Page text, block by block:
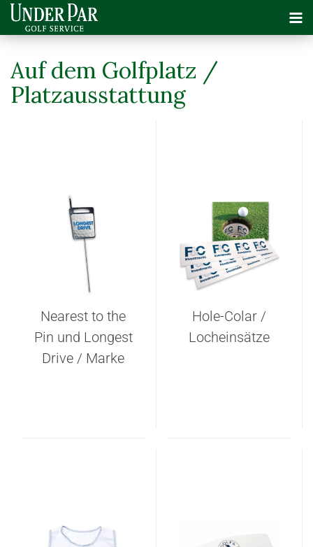
Auf dem Golfplatz /
Platzausstattung
Nearest to the
Pin und Longest
Drive / Marke
Hole-Colar /
Locheinsätze